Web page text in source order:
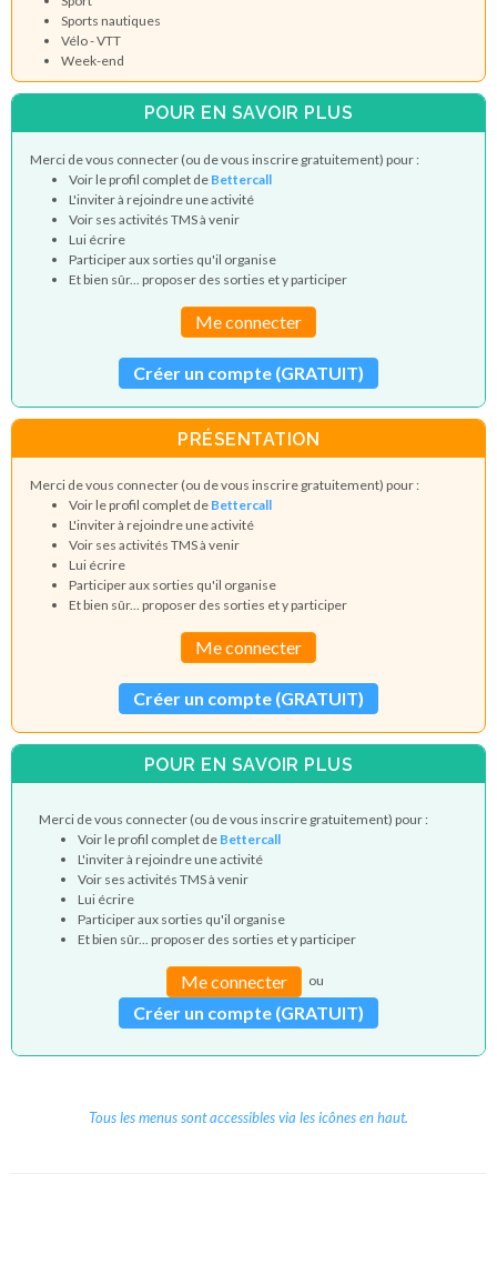
Sports nautiques
Vélo - VTT
Week-end
POUR EN SAVOIR PLUS
Merci de vous connecter (ou de vous inscrire gratuitement) pour :
Voir le profil complet de Bettercall
L'inviter à rejoindre une activité
Voir ses activités TMS à venir
Lui écrire
Participer aux sorties qu'il organise
Et bien sûr... proposer des sorties et y participer
Me connecter
Créer un compte (GRATUIT)
PRÉSENTATION
Merci de vous connecter (ou de vous inscrire gratuitement) pour :
Voir le profil complet de Bettercall
L'inviter à rejoindre une activité
Voir ses activités TMS à venir
Lui écrire
Participer aux sorties qu'il organise
Et bien sûr... proposer des sorties et y participer
Me connecter
Créer un compte (GRATUIT)
POUR EN SAVOIR PLUS
Merci de vous connecter (ou de vous inscrire gratuitement) pour :
Voir le profil complet de Bettercall
L'inviter à rejoindre une activité
Voir ses activités TMS à venir
Lui écrire
Participer aux sorties qu'il organise
Et bien sûr... proposer des sorties et y participer
Me connecter ou
Créer un compte (GRATUIT)
Tous les menus sont accessibles via les icônes en haut.